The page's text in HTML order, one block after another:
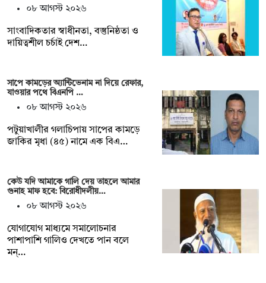
০৮ আগস্ট ২০২৬
সাংবাদিকতার স্বাধীনতা, বস্তুনিষ্ঠতা ও
দায়িত্বশীল চর্চাই দেশ…
সাপে কামড়ের অ্যান্টিভেনাম না দিয়ে রেফার,
যাওয়ার পথে বিএনপি …
০৮ আগস্ট ২০২৬
পটুয়াখালীর গলাচিপায় সাপের কামড়ে
জাকির মৃধা (৪৫) নামে এক বিএ…
কেউ যদি আমাকে গালি দেয় তাহলে আমার
গুনাহ মাফ হবে: বিরোধীদলীয়…
০৮ আগস্ট ২০২৬
যোগাযোগ মাধ্যমে সমালোচনার
পাশাপাশি গালিও দেখতে পান বলে
মন্…